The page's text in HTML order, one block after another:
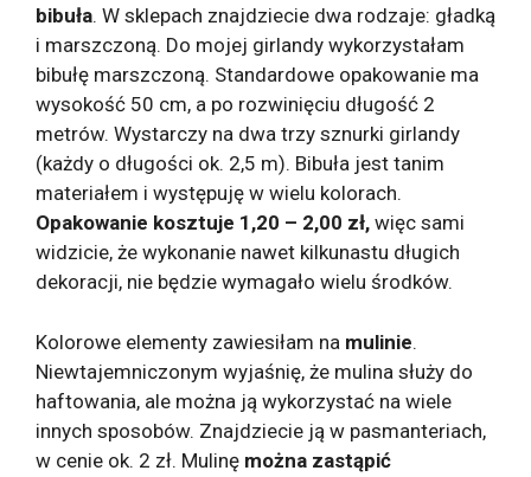
bibuła. W sklepach znajdziecie dwa rodzaje: gładką
i marszczoną. Do mojej girlandy wykorzystałam
bibułę marszczoną. Standardowe opakowanie ma
wysokość 50 cm, a po rozwinięciu długość 2
metrów. Wystarczy na dwa trzy sznurki girlandy
(każdy o długości ok. 2,5 m). Bibuła jest tanim
materiałem i występuję w wielu kolorach.
Opakowanie kosztuje 1,20 – 2,00 zł, więc sami
widzicie, że wykonanie nawet kilkunastu długich
dekoracji, nie będzie wymagało wielu środków.
Kolorowe elementy zawiesiłam na mulinie.
Niewtajemniczonym wyjaśnię, że mulina służy do
haftowania, ale można ją wykorzystać na wiele
innych sposobów. Znajdziecie ją w pasmanteriach,
w cenie ok. 2 zł. Mulinę można zastąpić